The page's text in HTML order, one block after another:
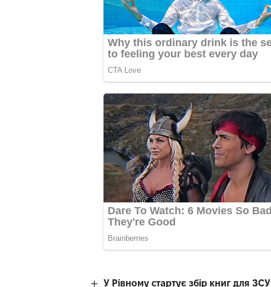
У Рівному стартує збір книг для ЗСУ